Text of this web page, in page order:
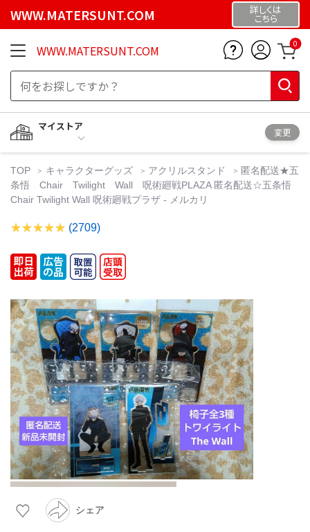
WWW.MATERSUNT.COM 詳しくは
こちら
WWW.MATERSUNT.COM 0
マイストア
変更
TOP キャラクターグッズ アクリルスタンド
匿名配送★五
条悟 Chair Twilight Wall 呪術廻戦PLAZA 匿名配送☆五条悟
Chair Twilight Wall 呪術廻戦プラザ - メルカリ
(2709)
シェア